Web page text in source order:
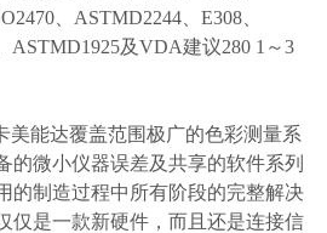
、ASTMD2244、E308、
ASTMD1925及VDA建议280 1～3
美能达覆盖范围极广的色彩测量系
的微小仪器误差及共享的软件系列
的制造过程中所有阶段的完整解决
仅是一款新硬件，而且还是连接信